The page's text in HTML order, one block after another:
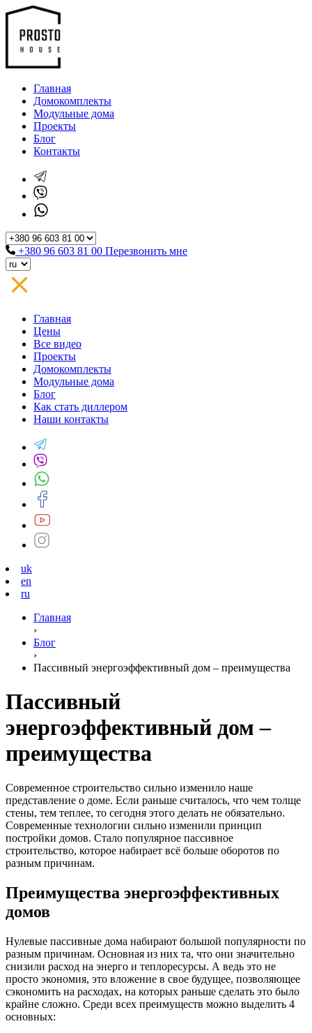
Главная
Домокомплекты
Модульные дома
Проекты
Блог
Контакты
+380 96 603 81 00 Перезвонить мне
Главная
Цены
Все видео
Проекты
Домокомплекты
Модульные дома
Блог
Как стать диллером
Наши контакты
uk
en
ru
Главная
›
Блог
›
Пассивный энергоэффективный дом – преимущества
Пассивный
энергоэффективный дом –
преимущества
Современное строительство сильно изменило наше
представление о доме. Если раньше считалось, что чем толще
стены, тем теплее, то сегодня этого делать не обязательно.
Современные технологии сильно изменили принцип
постройки домов. Стало популярное пассивное
строительство, которое набирает всё больше оборотов по
разным причинам.
Преимущества энергоэффективных
домов
Нулевые пассивные дома набирают большой популярности по
разным причинам. Основная из них та, что они значительно
снизили расход на энерго и теплоресурсы. А ведь это не
просто экономия, это вложение в свое будущее, позволяющее
сэкономить на расходах, на которых раньше сделать это было
крайне сложно. Среди всех преимуществ можно выделить 4
основных: